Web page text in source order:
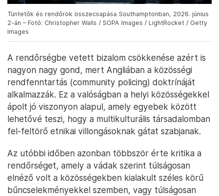
Tüntetők és rendőrök összecsapása Southamptonban, 2026. június
2-án – Fotó: Christopher Walls / SOPA Images / LightRocket / Getty
Images
A rendőrségbe vetett bizalom csökkenése azért is
nagyon nagy gond, mert Angliában a közösségi
rendfenntartás (community policing) doktrínáját
alkalmazzák. Ez a valóságban a helyi közösségekkel
ápolt jó viszonyon alapul, amely egyebek között
lehetővé teszi, hogy a multikulturális társadalomban
fel-feltörő etnikai villongásoknak gátat szabjanak.
Az utóbbi időben azonban többször érte kritika a
rendőrséget, amely a vádak szerint túlságosan
elnéző volt a közösségekben kialakult széles körű
bűncselekményekkel szemben, vagy túlságosan